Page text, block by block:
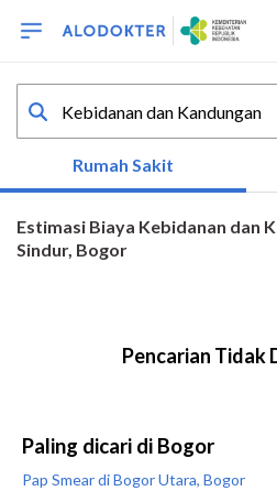
Paling dicari di Bogor
Pap Smear di Bogor Utara, Bogor